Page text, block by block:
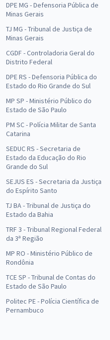
DPE MG - Defensoria Pública de
Minas Gerais
TJ MG - Tribunal de Justiça de
Minas Gerais
CGDF - Controladoria Geral do
Distrito Federal
DPE RS - Defensoria Pública do
Estado do Rio Grande do Sul
MP SP - Ministério Público do
Estado de São Paulo
PM SC - Polícia Militar de Santa
Catarina
SEDUC RS - Secretaria de
Estado da Educação do Rio
Grande do Sul
SEJUS ES - Secretaria da Justiça
do Espírito Santo
TJ BA - Tribunal de Justiça do
Estado da Bahia
TRF 3 - Tribunal Regional Federal
da 3ª Região
MP RO - Ministério Público de
Rondônia
TCE SP - Tribunal de Contas do
Estado de São Paulo
Politec PE - Polícia Científica de
Pernambuco